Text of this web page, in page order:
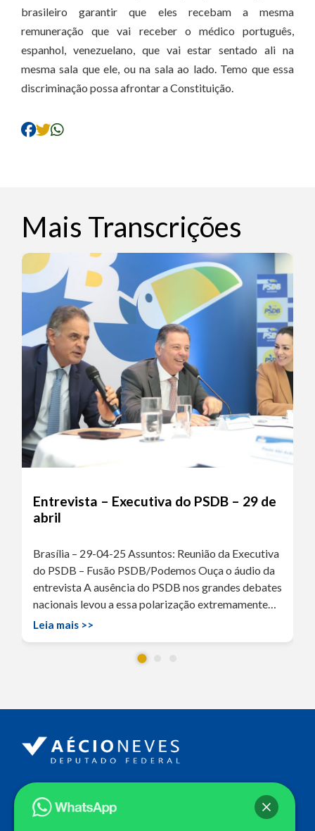
brasileiro garantir que eles recebam a mesma
remuneração que vai receber o médico português,
espanhol, venezuelano, que vai estar sentado ali na
mesma sala que ele, ou na sala ao lado. Temo que essa
discriminação possa afrontar a Constituição.
Mais Transcrições
Entrevista – Executiva do PSDB – 29 de
abril
Brasília – 29-04-25 Assuntos: Reunião da Executiva
do PSDB – Fusão PSDB/Podemos Ouça o áudio da
entrevista A ausência do PSDB nos grandes debates
nacionais levou a essa polarização extremamente…
Leia mais >>
Endereço
Câmara dos Deputados
Ed. Principal, Ala C – Gabinete